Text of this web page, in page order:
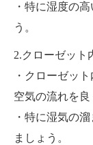
・特に湿度の
う。
2.クローゼット
・クローゼッ
空気の流れを良
・特に湿気の
ましょう。